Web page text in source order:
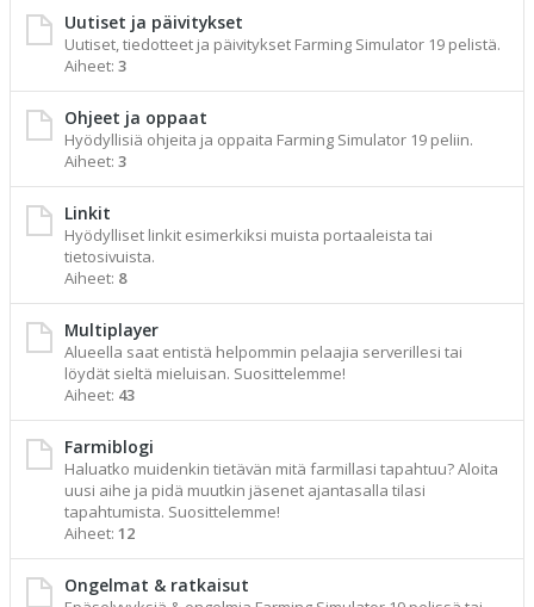
Uutiset ja päivitykset
Uutiset, tiedotteet ja päivitykset Farming Simulator 19 pelistä.
Aiheet: 3
Ohjeet ja oppaat
Hyödyllisiä ohjeita ja oppaita Farming Simulator 19 peliin.
Aiheet: 3
Linkit
Hyödylliset linkit esimerkiksi muista portaaleista tai
tietosivuista.
Aiheet: 8
Multiplayer
Alueella saat entistä helpommin pelaajia serverillesi tai
löydät sieltä mieluisan. Suosittelemme!
Aiheet: 43
Farmiblogi
Haluatko muidenkin tietävän mitä farmillasi tapahtuu? Aloita
uusi aihe ja pidä muutkin jäsenet ajantasalla tilasi
tapahtumista. Suosittelemme!
Aiheet: 12
Ongelmat & ratkaisut